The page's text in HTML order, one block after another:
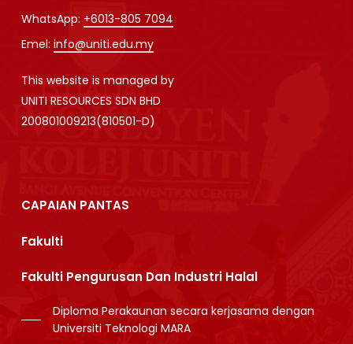
WhatsApp: +6013-805 7094
Emel: info@uniti.edu.my
This website is managed by
UNITI RESOURCES SDN BHD
200801009213(810501-D)
CAPAIAN PANTAS
Fakulti
Fakulti Pengurusan Dan Industri Halal
Diploma Perakaunan secara kerjasama dengan
Universiti Teknologi MARA